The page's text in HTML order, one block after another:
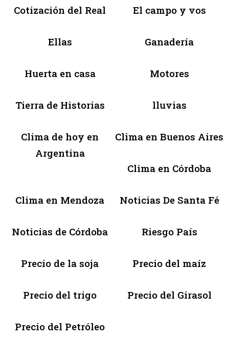
Cotización del Real El campo y vos
Ellas Ganadería
Huerta en casa Motores
Tierra de Historias lluvias
Clima de hoy en
Argentina
Clima en Buenos Aires
Clima en Córdoba
Clima en Mendoza Noticias De Santa Fé
Noticias de Córdoba Riesgo País
Precio de la soja Precio del maíz
Precio del trigo Precio del Girasol
Precio del Petróleo